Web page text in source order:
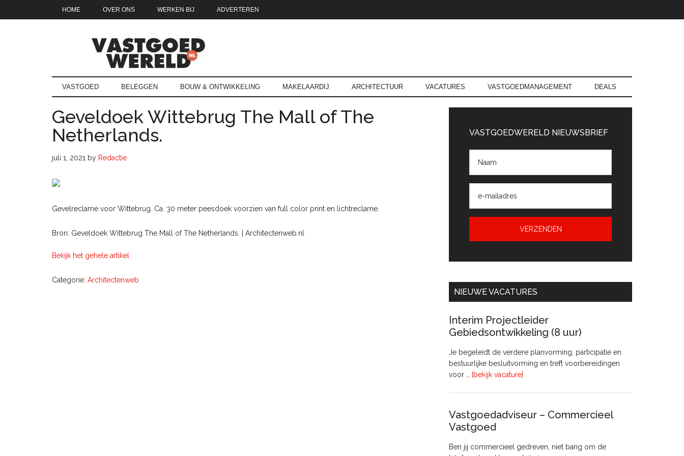
HOME OVER ONS WERKEN BIJ ADVERTEREN
Vastgoedwereld.nl
vastgoedwereld.nl
VASTGOED BELEGGEN BOUW & ONTWIKKELING MAKELAARDIJ ARCHITECTUUR VACATURES VASTGOEDMANAGEMENT DEALS
Geveldoek Wittebrug The Mall of The
Netherlands.
juli 1, 2021 by Redactie
Gevelreclame voor Wittebrug. Ca. 30 meter peesdoek voorzien van full color print en lichtreclame.
Bron: Geveldoek Wittebrug The Mall of The Netherlands. | Architectenweb.nl
Bekijk het gehele artikel
Categorie: Architectenweb
Sidebar
VASTGOEDWERELD NIEUWSBRIEF
NIEUWE VACATURES
Interim Projectleider
Gebiedsontwikkeling (8 uur)
Je begeleidt de verdere planvorming, participatie en
bestuurlijke besluitvorming en treft voorbereidingen
voor …
[bekijk vacature]
uur)
Vastgoedadviseur – Commercieel
Vastgoed
Ben jij commercieel gedreven, niet bang om de